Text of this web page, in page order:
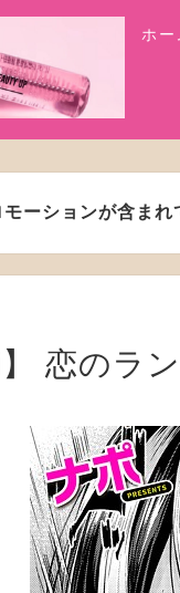
ホー
ーションが含まれ
】 恋のラ